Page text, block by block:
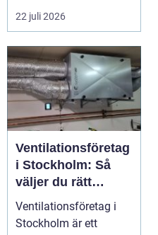
under somma...
22 juli 2026
Ventilationsföretag
i Stockholm: Så
väljer du rätt
expert på frisk luft
Ventilationsföretag i
Stockholm är ett